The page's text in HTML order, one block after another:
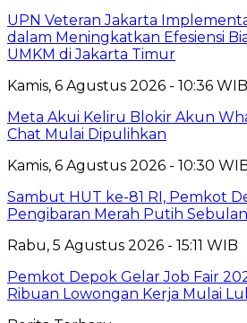
UPN Veteran Jakarta
dalam Meningkatkan Efesiensi
UMKM di Jakarta Timur
Kamis, 6 Agustus 2026 - 10:36 WIB
Meta Akui Keliru Blokir Akun
Chat Mulai Dipulihkan
Kamis, 6 Agustus 2026 - 10:30
Sambut HUT ke-81 RI, Pemkot
Pengibaran Merah Putih
Rabu, 5 Agustus 2026 - 15:11 WIB
Pemkot Depok Gelar Job Fair
Ribuan Lowongan Kerja Mulai